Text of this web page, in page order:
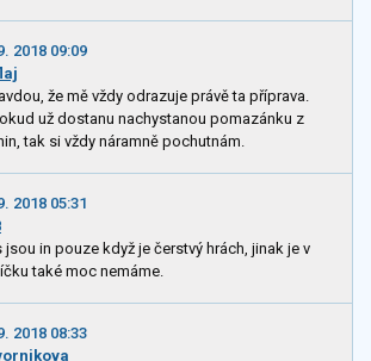
2018 09:09
že mě vždy odrazuje právě ta příprava.
už dostanu nachystanou pomazánku z
tak si vždy náramně pochutnám.
2018 05:31
jsou in pouze když je čerstvý hrách, jinak je v
také moc nemáme.
2018 08:33